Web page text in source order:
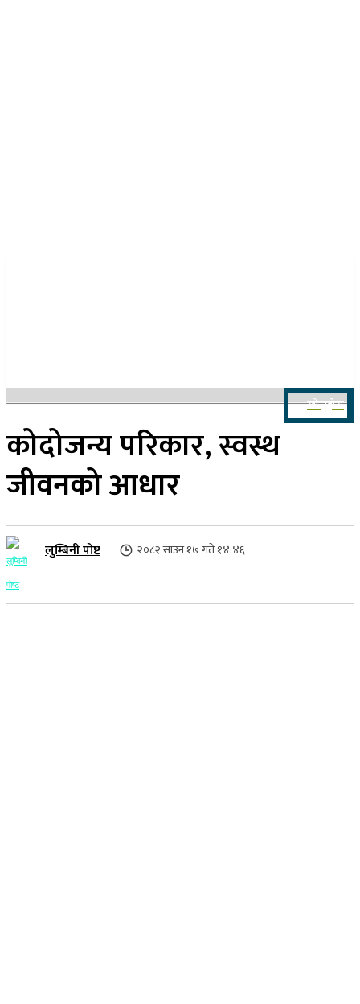
खोज्नुहोस
कोदोजन्य परिकार, स्वस्थ
जीवनको आधार
लुम्बिनी पोष्ट २०८२ साउन १७ गते १४:४६